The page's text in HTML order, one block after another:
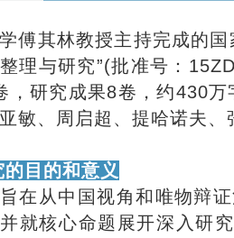
傅其林教授主持完成的
理与研究”(批准号：
，研究成果8卷，约430
敏、周启超、提哈诺夫、
目的和意义
在从中国视角和唯物辩
就核心命题展开深入研